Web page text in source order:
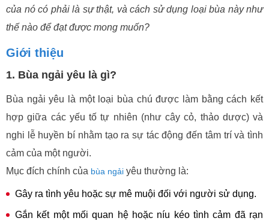
của nó có phải là sự thật, và cách sử dụng loại bùa này như
thế nào để đạt được mong muốn?
Giới thiệu
1. Bùa ngải yêu là gì?
Bùa ngải yêu là một loại bùa chú được làm bằng cách kết
hợp giữa các yếu tố tự nhiên (như cây cỏ, thảo dược) và
nghi lễ huyền bí nhằm tạo ra sự tác động đến tâm trí và tình
cảm của một người.
Mục đích chính của bùa ngải yêu thường là:
Gây ra tình yêu hoặc sự mê muội đối với người sử dụng.
Gắn kết một mối quan hệ hoặc níu kéo tình cảm đã rạn